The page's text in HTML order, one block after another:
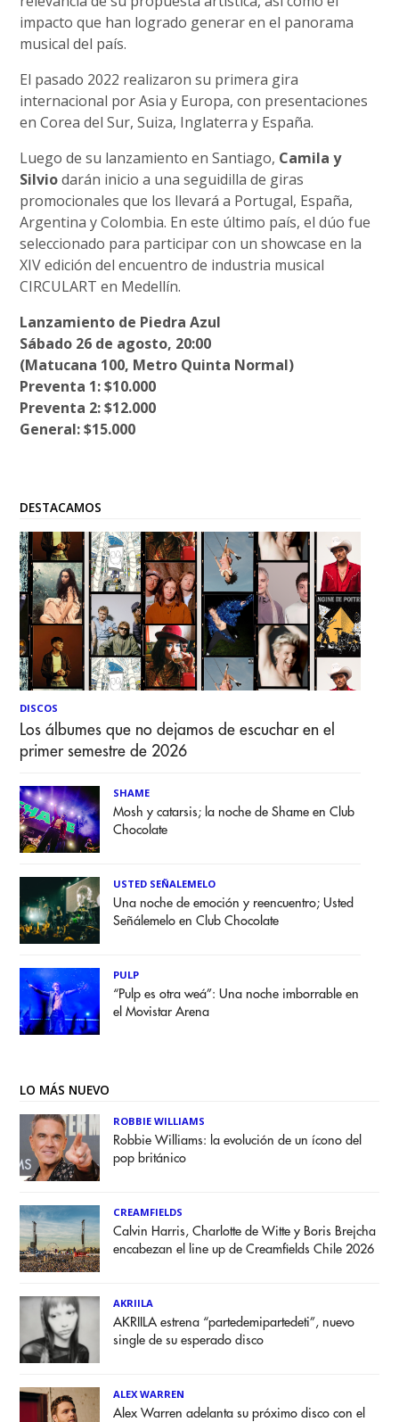
impacto que han logrado generar en el panorama
musical del país.
El pasado 2022 realizaron su primera gira
internacional por Asia y Europa, con presentaciones
en Corea del Sur, Suiza, Inglaterra y España.
Luego de su lanzamiento en Santiago, Camila y
Silviodarán inicio a una seguidilla de giras
promocionales que los llevará a Portugal, España,
Argentina y Colombia. En este último país, el dúo fue
seleccionado para participar con un showcase en la
XIV edición del encuentro de industria musical
CIRCULART en Medellín.
Lanzamiento de Piedra Azul
Sábado 26 de agosto, 20:00
(Matucana 100, Metro Quinta Normal)
Preventa 1: $10.000
Preventa 2: $12.000
General: $15.000
DESTACAMOS
DISCOS
Los álbumes que no dejamos de escuchar en el
primer semestre de 2026
SHAME
Mosh y catarsis; la noche de Shame en Club
Chocolate
USTED SEÑALEMELO
Una noche de emoción y reencuentro; Usted
Señálemelo en Club Chocolate
PULP
“Pulp es otra weá”: Una noche imborrable en
el Movistar Arena
LO MÁS NUEVO
ROBBIE WILLIAMS
Robbie Williams: la evolución de un ícono del
pop británico
CREAMFIELDS
Calvin Harris, Charlotte de Witte y Boris Brejcha
encabezan el line up de Creamfields Chile 2026
AKRIILA
AKRIILA estrena “partedemipartedeti”, nuevo
single de su esperado disco
ALEX WARREN
Alex Warren adelanta su próximo disco con el